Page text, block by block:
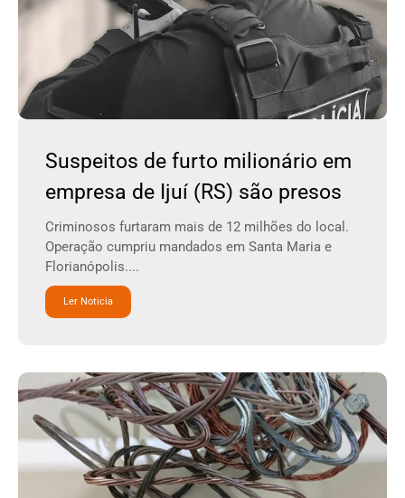
Suspeitos de furto milionário em
empresa de Ijuí (RS) são presos
Criminosos furtaram mais de 12 milhões do local.
Operação cumpriu mandados em Santa Maria e
Florianópolis....
Ler Noticia